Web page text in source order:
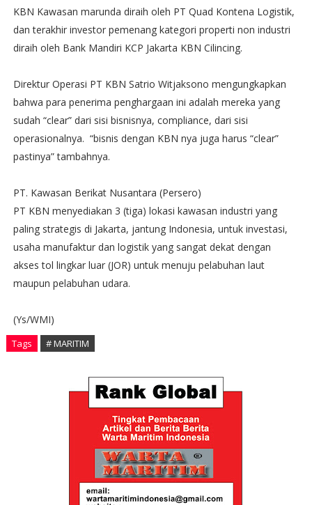
KBN Kawasan marunda diraih oleh PT Quad Kontena Logistik,
dan terakhir investor pemenang kategori properti non industri
diraih oleh Bank Mandiri KCP Jakarta KBN Cilincing.
Direktur Operasi PT KBN Satrio Witjaksono mengungkapkan
bahwa para penerima penghargaan ini adalah mereka yang
sudah “clear” dari sisi bisnisnya, compliance, dari sisi
operasionalnya. “bisnis dengan KBN nya juga harus “clear”
pastinya” tambahnya.
PT. Kawasan Berikat Nusantara (Persero)
PT KBN menyediakan 3 (tiga) lokasi kawasan industri yang
paling strategis di Jakarta, jantung Indonesia, untuk investasi,
usaha manufaktur dan logistik yang sangat dekat dengan
akses tol lingkar luar (JOR) untuk menuju pelabuhan laut
maupun pelabuhan udara.
(Ys/WMI)
Tags # MARITIM